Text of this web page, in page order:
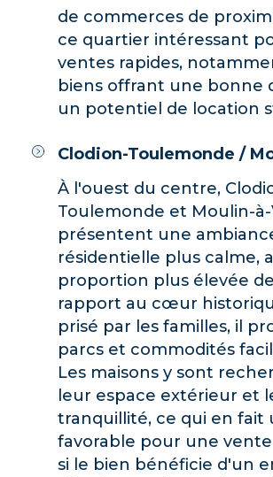
de commerces de
ce quartier intéressant
ventes rapides,
biens offrant une bonne
un potentiel de location
Clodion-Toulemonde /
À l'ouest du centre,
Toulemonde et Moulin-
présentent une
résidentielle plus calme,
proportion plus élevée
rapport au cœur
prisé par les familles, il
parcs et commodités
Les maisons y sont
leur espace extérieur et
tranquillité, ce qui en fait
favorable pour une
si le bien bénéficie d'un